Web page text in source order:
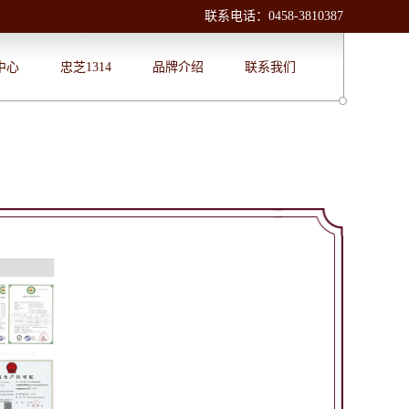
联系电话：0458-3810387
心 忠芝1314 品牌介绍 联系我们